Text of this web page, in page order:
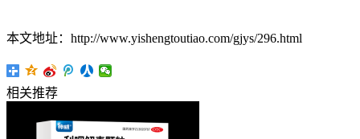
本文地址：http://www.yishengtoutiao.com/gjys/296.html
相关推荐